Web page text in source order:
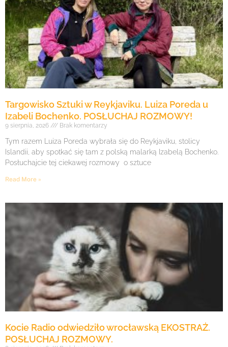
Targowisko Sztuki w Reykjaviku. Luiza Poreda u
Izabeli Bochenko. POSŁUCHAJ ROZMOWY!
9 sierpnia, 2026 Brak komentarzy
Tym razem Luiza Poreda wybrała się do Reykjaviku, stolicy
Islandii, aby spotkać się tam z polską malarką Izabelą Bochenko.
Posłuchajcie tej ciekawej rozmowy o sztuce
Read More »
Kocie Radio odwiedziło wrocławską EKOSTRAŻ.
POSŁUCHAJ ROZMOWY.